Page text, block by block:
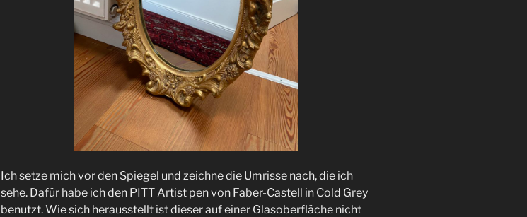
Ich setze mich vor den Spiegel und zeichne die Umrisse nach, die ich
sehe. Dafür habe ich den PITT Artist pen von Faber-Castell in Cold Grey
benutzt. Wie sich herausstellt ist dieser auf einer Glasoberfläche nicht